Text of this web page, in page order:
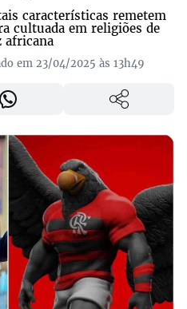
características remetem
cultuada em religiões de
africana
em 23/04/2025 às 13h49